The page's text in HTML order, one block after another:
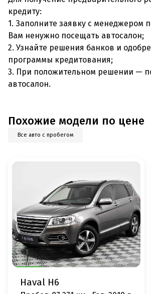
кредиту:
1. Заполните заявку с менеджером
Вам ненужно посещать автосалон;
2. Узнайте решения банков и
программы кредитования;
3. При положительном решении —
автосалон.
Похожие модели по цене
Все авто с пробегом
Haval H6